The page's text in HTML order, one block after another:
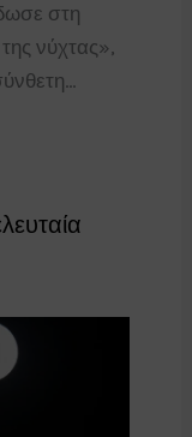
στη
νύχτας»,